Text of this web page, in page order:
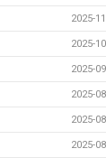
2025-
2025-
2025-
2025-
2025-
2025-